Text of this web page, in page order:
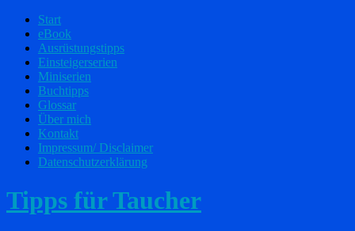
Start
eBook
Ausrüstungstipps
Einsteigerserien
Miniserien
Buchtipps
Glossar
Über mich
Kontakt
Impressum/ Disclaimer
Datenschutzerklärung
Tipps für Taucher